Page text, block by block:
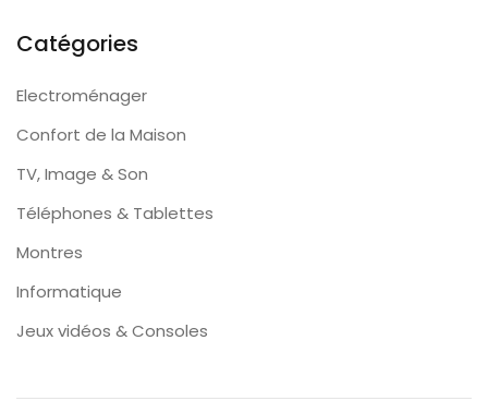
Catégories
Electroménager
Confort de la Maison
TV, Image & Son
Téléphones & Tablettes
Montres
Informatique
Jeux vidéos & Consoles